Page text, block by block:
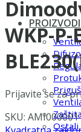
PROIZVODI
WKP-P-
Prijavite se za
SKU: